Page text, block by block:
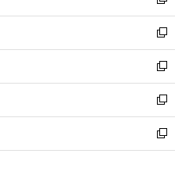
開
く
ウ
で
開
く
ン
ド
ウ
で
開
く
ウ
ィ
ン
ド
ウ
で
開
く
し
い
ウ
ィ
ン
ド
ウ
で
開
新
し
い
ウ
ィ
ン
ド
ウ
新
し
い
ウ
ィ
ン
新
し
い
ウ
新
し